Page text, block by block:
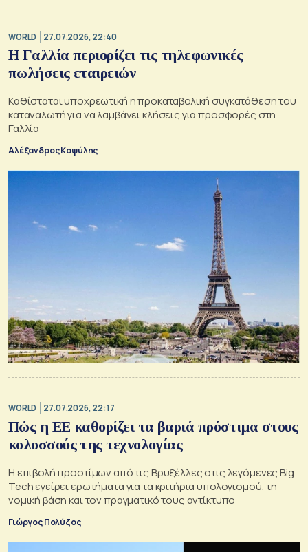
WORLD 27.07.2026, 22:40
Η Γαλλία περιορίζει τις τηλεφωνικές
πωλήσεις εταιρειών
Καθίσταται υποχρεωτική η προκαταβολική συγκατάθεση του
καταναλωτή για να λαμβάνει κλήσεις για προσφορές στη
Γαλλία
Αλέξανδρος Καψύλης
WORLD 27.07.2026, 22:17
Πώς η ΕΕ καθορίζει τα βαριά πρόστιμα στους
κολοσσούς της τεχνολογίας
Η επιβολή προστίμων από τις Βρυξέλλες στις λεγόμενες Big
Tech εγείρει ερωτήματα για τα κριτήρια υπολογισμού, τη
νομική βάση και τον πραγματικό τους αντίκτυπο
Γιώργος Πολύζος